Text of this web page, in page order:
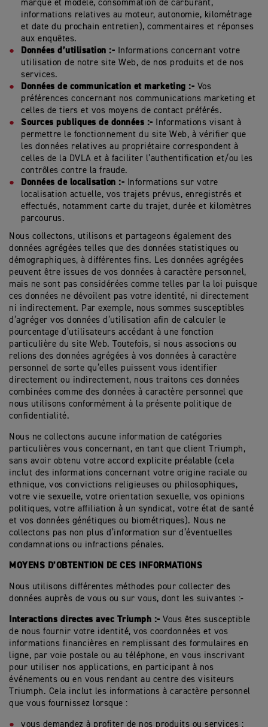
marque et modèle, consommation de carburant,
informations relatives au moteur, autonomie, kilométrage
et date du prochain entretien), commentaires et réponses
aux enquêtes.
Données d’utilisation :-
Informations concernant votre
utilisation de notre site Web, de nos produits et de nos
services.
Données de communication et marketing :- Vos
préférences concernant nos communications marketing et
celles de tiers et vos moyens de contact préférés.
Sources publiques de données :-
Informations visant à
permettre le fonctionnement du site Web, à vérifier que
les données relatives au propriétaire correspondent à
celles de la DVLA et à faciliter l’authentification et/ou les
contrôles contre la fraude.
Données de localisation :-
Informations sur votre
localisation actuelle, vos trajets prévus, enregistrés et
effectués, notamment carte du trajet, durée et kilomètres
parcourus.
Nous collectons, utilisons et partageons également des
données agrégées telles que des données statistiques ou
démographiques, à différentes fins. Les données agrégées
peuvent être issues de vos données à caractère personnel,
mais ne sont pas considérées comme telles par la loi puisque
ces données ne dévoilent pas votre identité, ni directement
ni indirectement. Par exemple, nous sommes susceptibles
d’agréger vos données d’utilisation afin de calculer le
pourcentage d’utilisateurs accédant à une fonction
particulière du site Web. Toutefois, si nous associons ou
relions des données agrégées à vos données à caractère
personnel de sorte qu’elles puissent vous identifier
directement ou indirectement, nous traitons ces données
combinées comme des données à caractère personnel que
nous utilisons conformément à la présente politique de
confidentialité.
Nous ne collectons aucune information de catégories
particulières vous concernant, en tant que client Triumph,
sans avoir obtenu votre accord explicite préalable (cela
inclut des informations concernant votre origine raciale ou
ethnique, vos convictions religieuses ou philosophiques,
votre vie sexuelle, votre orientation sexuelle, vos opinions
politiques, votre affiliation à un syndicat, votre état de santé
et vos données génétiques ou biométriques). Nous ne
collectons pas non plus d’information sur d’éventuelles
condamnations ou infractions pénales.
MOYENS D’OBTENTION DE CES INFORMATIONS
Nous utilisons différentes méthodes pour collecter des
données auprès de vous ou sur vous, dont les suivantes :-
Interactions directes avec Triumph :- Vous êtes susceptible
de nous fournir votre identité, vos coordonnées et vos
informations financières en remplissant des formulaires en
ligne, par voie postale ou au téléphone, en vous inscrivant
pour utiliser nos applications, en participant à nos
événements ou en vous rendant au centre des visiteurs
Triumph. Cela inclut les informations à caractère personnel
que vous fournissez lorsque :
vous demandez à profiter de nos produits ou services ;